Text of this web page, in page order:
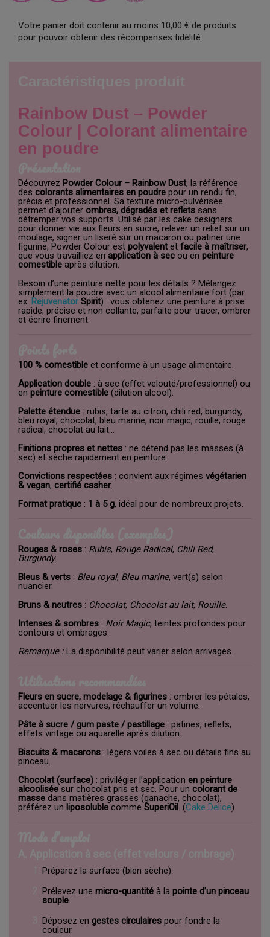
Votre panier doit contenir au moins 10,00 € de produits
pour pouvoir obtenir des récompenses fidélité.
Rainbow Dust – Powder
Colour | Colorant alimentaire
en poudre
Découvrez Powder Colour – Rainbow Dust, la référence
des colorants alimentaires en poudre pour un rendu fin,
précis et professionnel. Sa texture micro-pulvérisée
permet d’ajouter ombres, dégradés et reflets sans
détremper vos supports. Utilisé par les cake designers
pour donner vie aux fleurs en sucre, relever un relief sur un
moulage, signer un liseré sur un macaron ou patiner une
figurine, Powder Colour est polyvalentet facile à maîtriser,
que vous travailliez en application à sec ou en peinture
comestible après dilution.
Besoin d’une peinture nette pour les détails ? Mélangez
simplement la poudre avec un alcool alimentaire fort (par
ex. Rejuvenator Spirit) : vous obtenez une peinture à prise
rapide, précise et non collante, parfaite pour tracer, ombrer
et écrire finement.
100 % comestible et conforme à un usage alimentaire.
Application double : à sec (effet velouté/professionnel) ou
en peinture comestible (dilution alcool).
Palette étendue : rubis, tarte au citron, chili red, burgundy,
bleu royal, chocolat, bleu marine, noir magic, rouille, rouge
radical, chocolat au lait…
Finitions propres et nettes : ne détend pas les masses (à
sec) et sèche rapidement en peinture.
Convictions respectées : convient aux régimes végétarien
& vegan, certifié casher.
Format pratique : 1 à 5 g, idéal pour de nombreux projets.
Rouges & roses : Rubis, Rouge Radical, Chili Red,
Burgundy.
Bleus & verts : Bleu royal, Bleu marine, vert(s) selon
nuancier.
Bruns & neutres : Chocolat, Chocolat au lait, Rouille.
Intenses & sombres : Noir Magic, teintes profondes pour
contours et ombrages.
Remarque :La disponibilité peut varier selon arrivages.
Fleurs en sucre, modelage & figurines : ombrer les pétales,
accentuer les nervures, réchauffer un volume.
Pâte à sucre / gum paste / pastillage : patines, reflets,
effets vintage ou aquarelle après dilution.
Biscuits & macarons : légers voiles à sec ou détails fins au
pinceau.
Chocolat (surface) : privilégier l’application en peinture
alcooliséesur chocolat pris et sec. Pour un colorant de
masse dans matières grasses (ganache, chocolat),
préférez un liposoluble comme SuperiOil. (Cake Delice)
Préparez la surface (bien sèche).
Prélevez une micro-quantité à la pointe d’un pinceau
souple.
Déposez en gestes circulaires pour fondre la
couleur.